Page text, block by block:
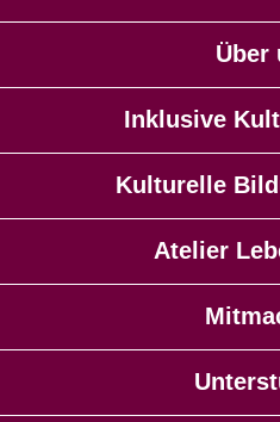
Über
Inklusive
Kulturelle
Atelier